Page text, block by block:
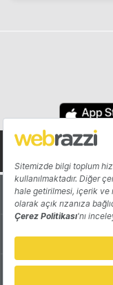
Hakkında
Katkıda Bulun